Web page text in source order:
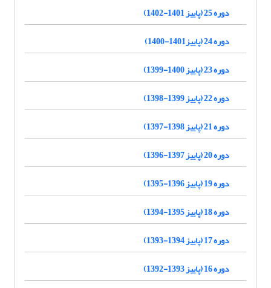
دوره 25 (پاییز 1401-1402)
دوره 24 (پاییز1401-1400)
دوره 23 (پاییز 1400-1399)
دوره 22 (پاییز 1399-1398)
دوره 21 (پاییز 1398-1397)
دوره 20 (پاییز 1397-1396)
دوره 19 (پاییز 1396-1395)
دوره 18 (پاییز 1395-1394)
دوره 17 (پاییز 1394-1393)
دوره 16 (پاییز 1393-1392)